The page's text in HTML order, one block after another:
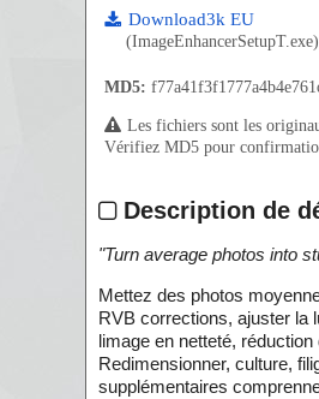
Download3k EU
(ImageEnhancerSetupT.exe)
MD5:
Les fichiers sont les
Vérifiez MD5 pour
Description de
"Turn average photos into
Mettez des photos
RVB corrections, ajuster la
limage en netteté,
Redimensionner, culture,
supplémentaires